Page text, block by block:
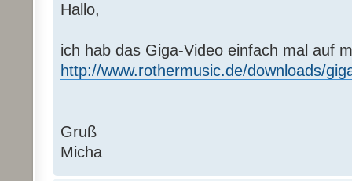
Hallo,
ich hab das Giga-Video einfach mal auf
http://www.rothermusic.de/downloads/
Gruß
Micha